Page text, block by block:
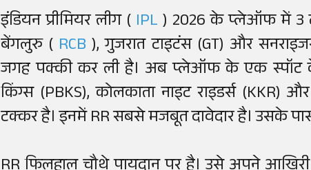
इंडियन प्रीमियर लीग ( IPL) 2026 के प्लेऑफ में 3
बेंगलुरु ( RCB), गुजरात टाइटंस (GT) और
जगह पक्की कर ली है। अब प्लेऑफ के एक स्पॉट के
किंग्स (PBKS), कोलकाता नाइट राइडर्स (KKR)
टक्कर है। इनमें RR सबसे मजबूत दावेदार है। उसके